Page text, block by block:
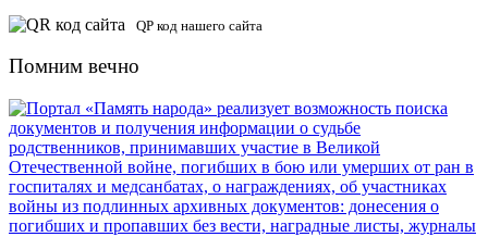
QP код нашего сайта
Помним вечно